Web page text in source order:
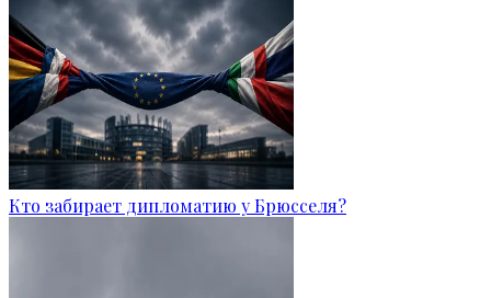
Кто забирает дипломатию у Брюсселя?